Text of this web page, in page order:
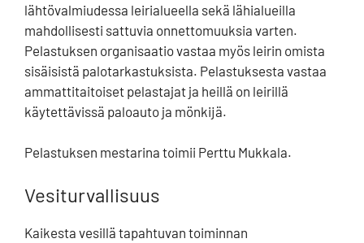
lähtövalmiudessa leirialueella sekä lähialueilla
mahdollisesti sattuvia onnettomuuksia varten.
Pelastuksen organisaatio vastaa myös leirin omista
sisäisistä palotarkastuksista. Pelastuksesta vastaa
ammattitaitoiset pelastajat ja heillä on leirillä
käytettävissä paloauto ja mönkijä.
Pelastuksen mestarina toimii Perttu Mukkala.
Vesiturvallisuus
Kaikesta vesillä tapahtuvan toiminnan